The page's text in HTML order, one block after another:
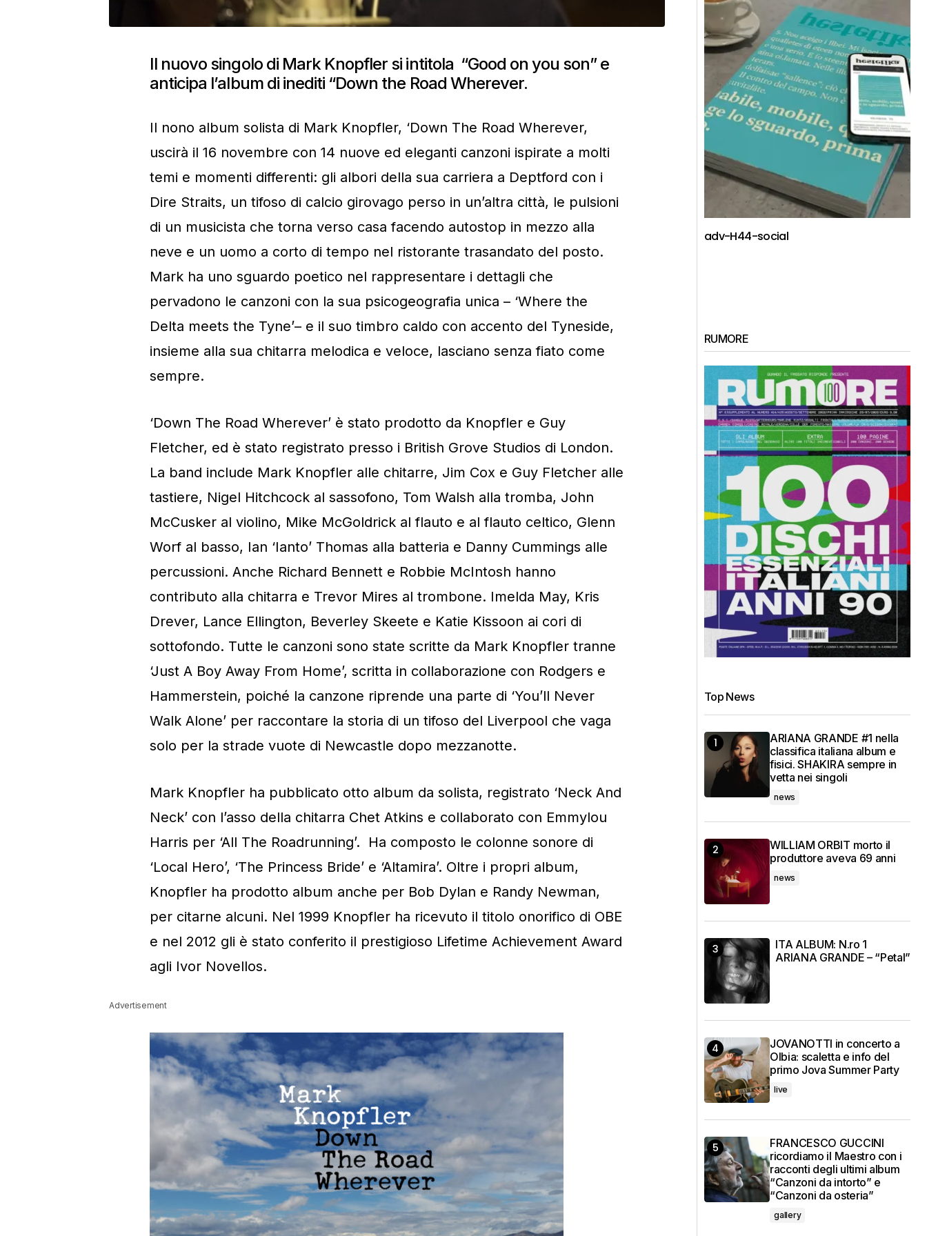
Il nuovo singolo di Mark Knopfler si intitola “Good on you son” e
anticipa l’album di inediti “Down the Road Wherever.
Il nono album solista di Mark Knopfler, ‘Down The Road Wherever,
uscirà il 16 novembre con 14 nuove ed eleganti canzoni ispirate a molti
temi e momenti differenti: gli albori della sua carriera a Deptford con i
Dire Straits, un tifoso di calcio girovago perso in un’altra città, le pulsioni
di un musicista che torna verso casa facendo autostop in mezzo alla
neve e un uomo a corto di tempo nel ristorante trasandato del posto.
Mark ha uno sguardo poetico nel rappresentare i dettagli che
pervadono le canzoni con la sua psicogeografia unica – ‘Where the
Delta meets the Tyne’– e il suo timbro caldo con accento del Tyneside,
insieme alla sua chitarra melodica e veloce, lasciano senza fiato come
sempre.
‘Down The Road Wherever’ è stato prodotto da Knopfler e Guy
Fletcher, ed è stato registrato presso i British Grove Studios di London.
La band include Mark Knopfler alle chitarre, Jim Cox e Guy Fletcher alle
tastiere, Nigel Hitchcock al sassofono, Tom Walsh alla tromba, John
McCusker al violino, Mike McGoldrick al flauto e al flauto celtico, Glenn
Worf al basso, Ian ‘Ianto’ Thomas alla batteria e Danny Cummings alle
percussioni. Anche Richard Bennett e Robbie McIntosh hanno
contributo alla chitarra e Trevor Mires al trombone. Imelda May, Kris
Drever, Lance Ellington, Beverley Skeete e Katie Kissoon ai cori di
sottofondo. Tutte le canzoni sono state scritte da Mark Knopfler tranne
‘Just A Boy Away From Home’, scritta in collaborazione con Rodgers e
Hammerstein, poiché la canzone riprende una parte di ‘You’ll Never
Walk Alone’ per raccontare la storia di un tifoso del Liverpool che vaga
solo per la strade vuote di Newcastle dopo mezzanotte.
Mark Knopfler ha pubblicato otto album da solista, registrato ‘Neck And
Neck’ con l’asso della chitarra Chet Atkins e collaborato con Emmylou
Harris per ‘All The Roadrunning’. Ha composto le colonne sonore di
‘Local Hero’, ‘The Princess Bride’ e ‘Altamira’. Oltre i propri album,
Knopfler ha prodotto album anche per Bob Dylan e Randy Newman,
per citarne alcuni. Nel 1999 Knopfler ha ricevuto il titolo onorifico di OBE
e nel 2012 gli è stato conferito il prestigioso Lifetime Achievement Award
agli Ivor Novellos.
Advertisement
adv-H44-social
RUMORE
Top News
ARIANA GRANDE #1 nella
classifica italiana album e
fisici. SHAKIRA sempre in
vetta nei singoli
news
WILLIAM ORBIT morto il
produttore aveva 69 anni
news
ITA ALBUM: N.ro 1
ARIANA GRANDE – “Petal”
JOVANOTTI in concerto a
Olbia: scaletta e info del
primo Jova Summer Party
live
FRANCESCO GUCCINI
ricordiamo il Maestro con i
racconti degli ultimi album
“Canzoni da intorto” e
“Canzoni da osteria”
gallery